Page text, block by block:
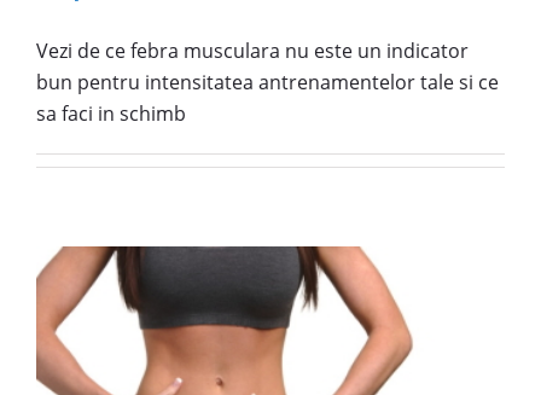
Vezi de ce febra musculara nu este un indicator
bun pentru intensitatea antrenamentelor tale si ce
sa faci in schimb